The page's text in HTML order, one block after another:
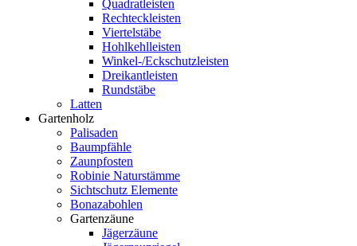
Quadratleisten
Rechteckleisten
Viertelstäbe
Hohlkehlleisten
Winkel-/Eckschutzleisten
Dreikantleisten
Rundstäbe
Latten
Gartenholz
Palisaden
Baumpfähle
Zaunpfosten
Robinie Naturstämme
Sichtschutz Elemente
Bonazabohlen
Gartenzäune
Jägerzäune